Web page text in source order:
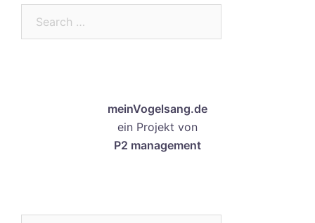
meinVogelsang.de
ein Projekt von
P2 management